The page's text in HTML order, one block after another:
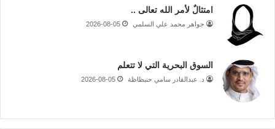
امتثالٌ لأمر الله تعالى ..
جواهر محمد علي السلمي 2026-08-05
السوق البحرية التي لا تتعلم
د. عبدالقادر سامي حنبظاظة 2026-08-05